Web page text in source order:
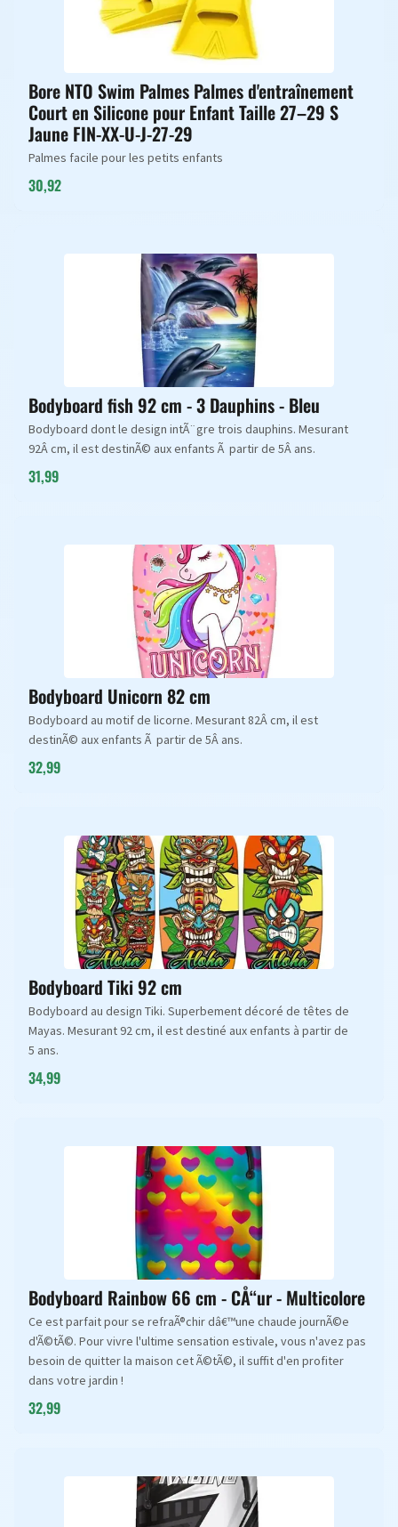
Bore NTO Swim Palmes Palmes d'entraînement
Court en Silicone pour Enfant Taille 27–29 S
Jaune FIN-XX-U-J-27-29
Palmes facile pour les petits enfants
30,92
Bodyboard fish 92 cm - 3 Dauphins - Bleu
Bodyboard dont le design intÃ¨gre trois dauphins. Mesurant
92Â cm, il est destinÃ© aux enfants Ã partir de 5Â ans.
31,99
Bodyboard Unicorn 82 cm
Bodyboard au motif de licorne. Mesurant 82Â cm, il est
destinÃ© aux enfants Ã partir de 5Â ans.
32,99
Bodyboard Tiki 92 cm
Bodyboard au design Tiki. Superbement décoré de têtes de
Mayas. Mesurant 92 cm, il est destiné aux enfants à partir de
5 ans.
34,99
Bodyboard Rainbow 66 cm - CÅ“ur - Multicolore
Ce est parfait pour se refraÃ®chir dâ€™une chaude journÃ©e
d'Ã©tÃ©. Pour vivre l'ultime sensation estivale, vous n'avez pas
besoin de quitter la maison cet Ã©tÃ©, il suffit d'en profiter
dans votre jardin !
32,99